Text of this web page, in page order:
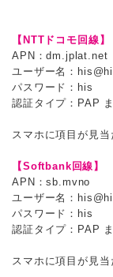
【NTTドコモ回線】
APN：dm.jplat.net
ユーザー名：
パスワード：his
認証タイプ：PAP
スマホに項目が見当
【Softbank回線】
APN：sb.mvno
ユーザー名：
パスワード：his
認証タイプ：PAP
スマホに項目が見当